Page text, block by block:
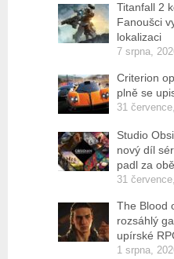
Titanfall 2
Fanoušci
lokalizaci
7 srpna,
Criterion
plně se
31
Studio
nový díl
padl za
31
The Blood
rozsáhlý
upírské
1 srpna,